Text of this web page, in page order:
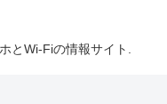
とWi-Fiの情報サイト.